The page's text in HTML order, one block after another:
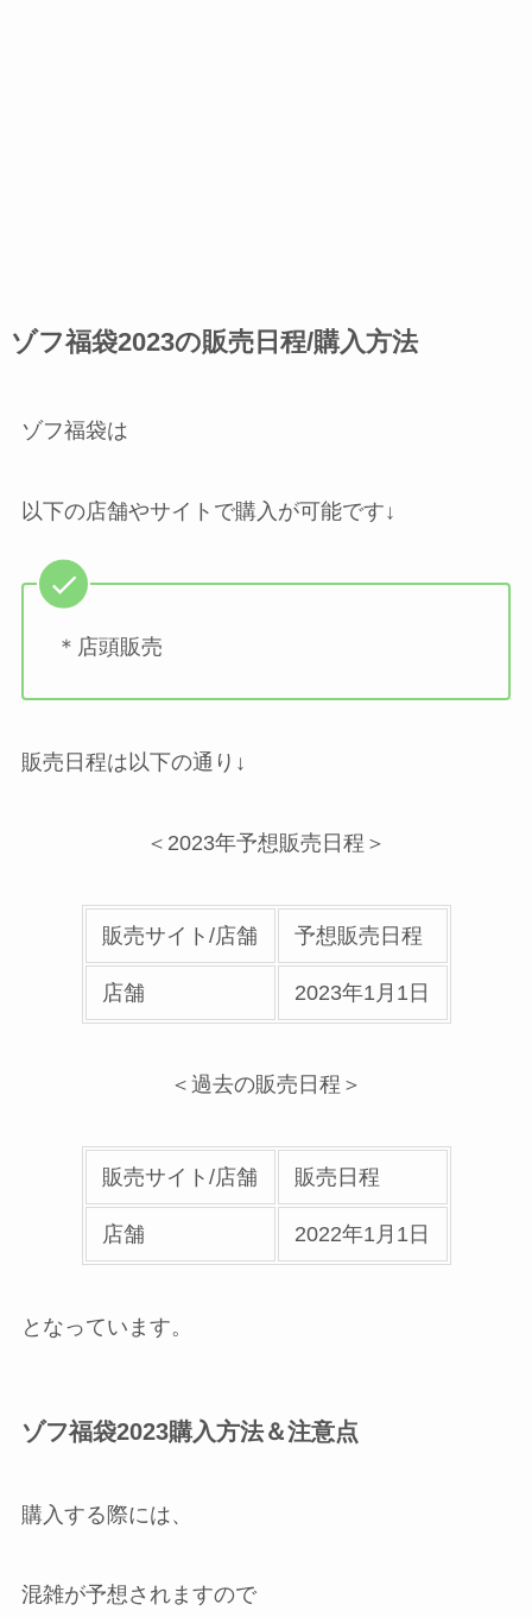
ゾフ福袋2023の販売日程/購入方法
ゾフ福袋は
以下の店舗やサイトで購入が可能です↓
＊店頭販売
販売日程は以下の通り↓
＜2023年予想販売日程＞
販売サイト/店舗 予想販売日程
店舗 2023年1月1日
＜過去の販売日程＞
販売サイト/店舗 販売日程
店舗 2022年1月1日
となっています。
ゾフ福袋2023購入方法＆注意点
購入する際には、
混雑が予想されますので